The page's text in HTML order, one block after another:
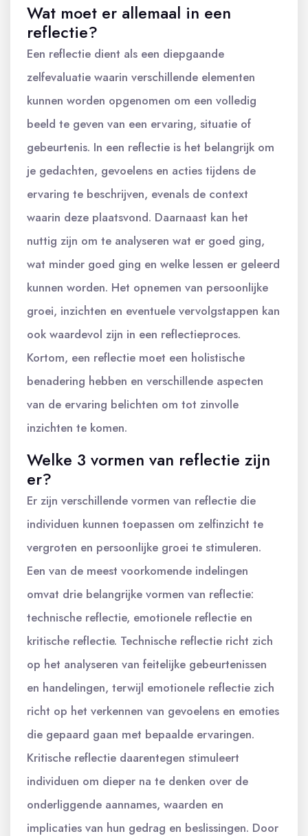
Wat moet er allemaal in een
reflectie?
Een reflectie dient als een diepgaande
zelfevaluatie waarin verschillende elementen
kunnen worden opgenomen om een volledig
beeld te geven van een ervaring, situatie of
gebeurtenis. In een reflectie is het belangrijk om
je gedachten, gevoelens en acties tijdens de
ervaring te beschrijven, evenals de context
waarin deze plaatsvond. Daarnaast kan het
nuttig zijn om te analyseren wat er goed ging,
wat minder goed ging en welke lessen er geleerd
kunnen worden. Het opnemen van persoonlijke
groei, inzichten en eventuele vervolgstappen kan
ook waardevol zijn in een reflectieproces.
Kortom, een reflectie moet een holistische
benadering hebben en verschillende aspecten
van de ervaring belichten om tot zinvolle
inzichten te komen.
Welke 3 vormen van reflectie zijn
er?
Er zijn verschillende vormen van reflectie die
individuen kunnen toepassen om zelfinzicht te
vergroten en persoonlijke groei te stimuleren.
Een van de meest voorkomende indelingen
omvat drie belangrijke vormen van reflectie:
technische reflectie, emotionele reflectie en
kritische reflectie. Technische reflectie richt zich
op het analyseren van feitelijke gebeurtenissen
en handelingen, terwijl emotionele reflectie zich
richt op het verkennen van gevoelens en emoties
die gepaard gaan met bepaalde ervaringen.
Kritische reflectie daarentegen stimuleert
individuen om dieper na te denken over de
onderliggende aannames, waarden en
implicaties van hun gedrag en beslissingen. Door